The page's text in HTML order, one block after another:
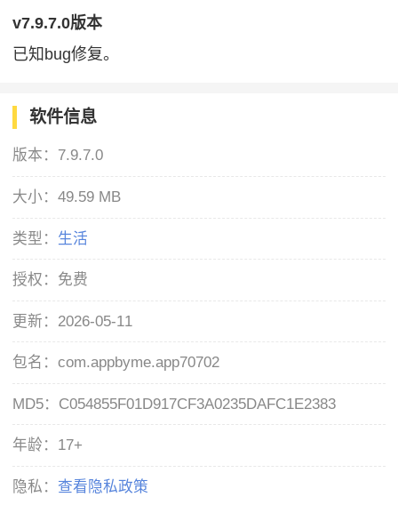
v7.9.7.0版本
已知bug修复。
软件信息
版本： 7.9.7.0
大小：49.59 MB
类型： 生活
授权： 免费
更新： 2026-05-11
包名：com.appbyme.app70702
MD5： C054855F01D917CF3A0235DAFC1E2383
年龄： 17+
隐私： 查看隐私政策